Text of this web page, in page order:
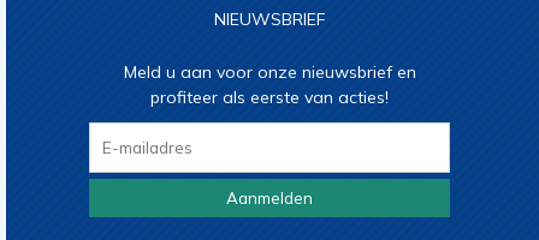
NIEUWSBRIEF
Meld u aan voor onze nieuwsbrief en
profiteer als eerste van acties!
Aanmelden